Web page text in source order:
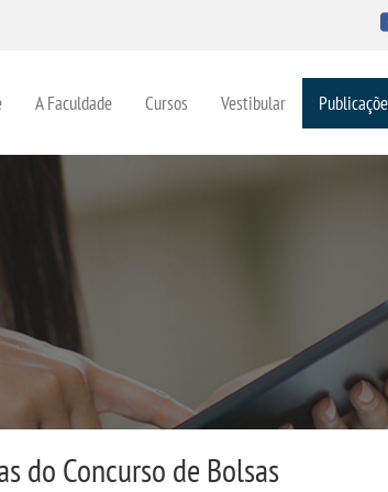
A Faculdade Cursos Vestibular
do Concurso de Bolsas